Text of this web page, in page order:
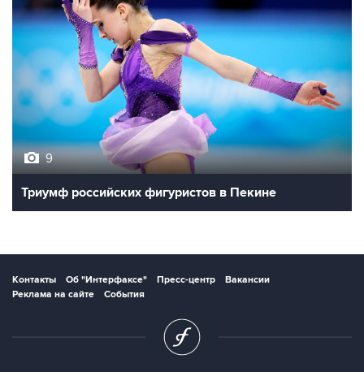
9
Триумф российских фигуристов в Пекине
Контакты Об "Интерфаксе" Пресс-центр
Вакансии
Реклама на сайте
События